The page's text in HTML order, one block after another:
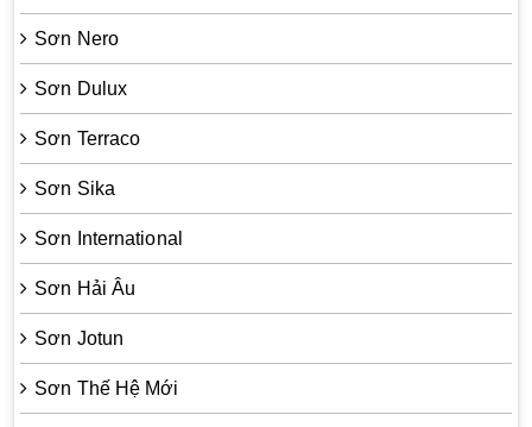
Sơn Nero
Sơn Dulux
Sơn Terraco
Sơn Sika
Sơn International
Sơn Hải Âu
Sơn Jotun
Sơn Thế Hệ Mới